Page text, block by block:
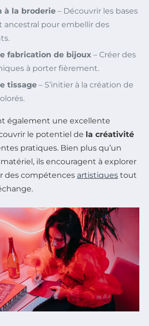
à la broderie – Découvrir les bases
ancestral pour embellir des
fabrication de bijoux – Créer des
à porter fièrement.
tissage – S’initier à la création de
également une excellente
le potentiel de la créativité
pratiques. Bien plus qu’un
ils encouragent à explorer
des compétences artistiques tout